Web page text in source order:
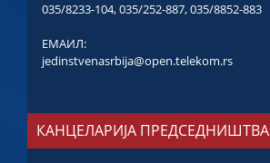
035/8233-104,035/252-887,035/8852-883
ЕМАИЛ:
jedinstvenasrbija@open.telekom.rs
КАНЦЕЛАРИЈА ПРЕДСЕДНИШТВА